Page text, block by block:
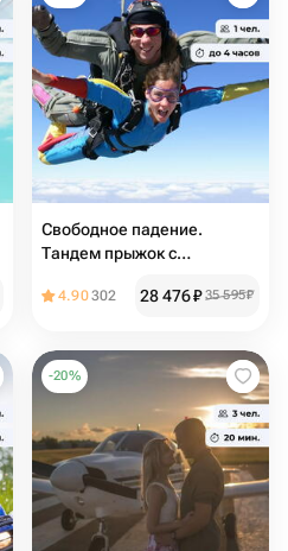
Свободное падение.
Тандем прыжок с
4.90302 28 476₽ 35 595₽
-20%